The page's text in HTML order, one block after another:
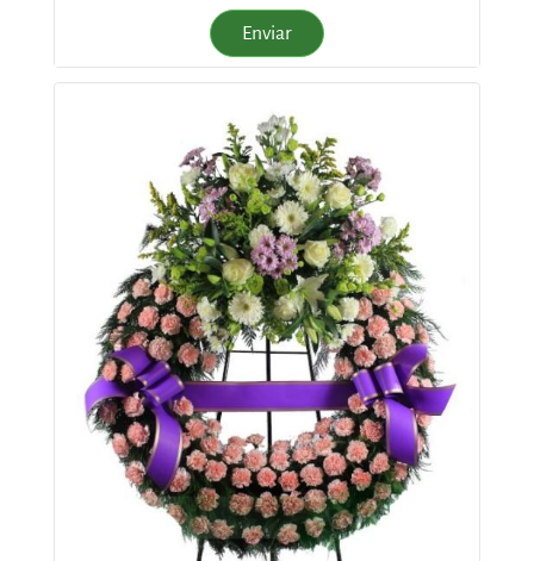
Enviar